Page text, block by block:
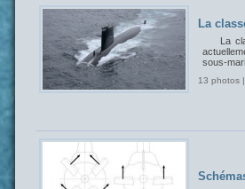
La
La
sous-
13 photos